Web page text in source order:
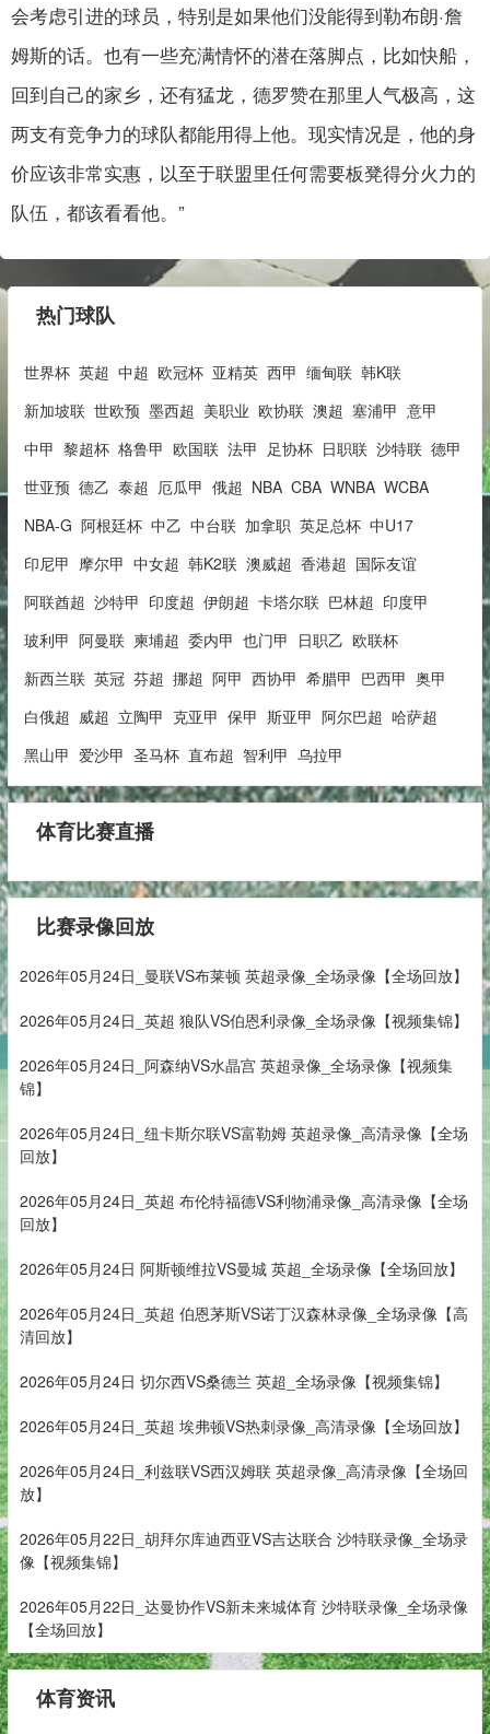
会考虑引进的球员，特别是如果他们没能得到勒布朗·詹
姆斯的话。也有一些充满情怀的潜在落脚点，比如快船，
回到自己的家乡，还有猛龙，德罗赞在那里人气极高，这
两支有竞争力的球队都能用得上他。现实情况是，他的身
价应该非常实惠，以至于联盟里任何需要板凳得分火力的
队伍，都该看看他。”
热门球队
世界杯 英超 中超 欧冠杯 亚精英 西甲 缅甸联 韩K联
新加坡联 世欧预 墨西超 美职业 欧协联 澳超 塞浦甲 意甲
中甲 黎超杯 格鲁甲 欧国联 法甲 足协杯 日职联 沙特联 德甲
世亚预 德乙 泰超 厄瓜甲 俄超 NBA CBA WNBA WCBA
NBA-G 阿根廷杯 中乙 中台联 加拿职 英足总杯 中U17
印尼甲 摩尔甲 中女超 韩K2联 澳威超 香港超 国际友谊
阿联酋超 沙特甲 印度超 伊朗超 卡塔尔联 巴林超 印度甲
玻利甲 阿曼联 柬埔超 委内甲 也门甲 日职乙 欧联杯
新西兰联 英冠 芬超 挪超 阿甲 西协甲 希腊甲 巴西甲 奥甲
白俄超 威超 立陶甲 克亚甲 保甲 斯亚甲 阿尔巴超 哈萨超
黑山甲 爱沙甲 圣马杯 直布超 智利甲 乌拉甲
体育比赛直播
比赛录像回放
2026年05月24日_曼联VS布莱顿 英超录像_全场录像【全场回放】
2026年05月24日_英超 狼队VS伯恩利录像_全场录像【视频集锦】
2026年05月24日_阿森纳VS水晶宫 英超录像_全场录像【视频集
锦】
2026年05月24日_纽卡斯尔联VS富勒姆 英超录像_高清录像【全场
回放】
2026年05月24日_英超 布伦特福德VS利物浦录像_高清录像【全场
回放】
2026年05月24日 阿斯顿维拉VS曼城 英超_全场录像【全场回放】
2026年05月24日_英超 伯恩茅斯VS诺丁汉森林录像_全场录像【高
清回放】
2026年05月24日 切尔西VS桑德兰 英超_全场录像【视频集锦】
2026年05月24日_英超 埃弗顿VS热刺录像_高清录像【全场回放】
2026年05月24日_利兹联VS西汉姆联 英超录像_高清录像【全场回
放】
2026年05月22日_胡拜尔库迪西亚VS吉达联合 沙特联录像_全场录
像【视频集锦】
2026年05月22日_达曼协作VS新未来城体育 沙特联录像_全场录像
【全场回放】
体育资讯